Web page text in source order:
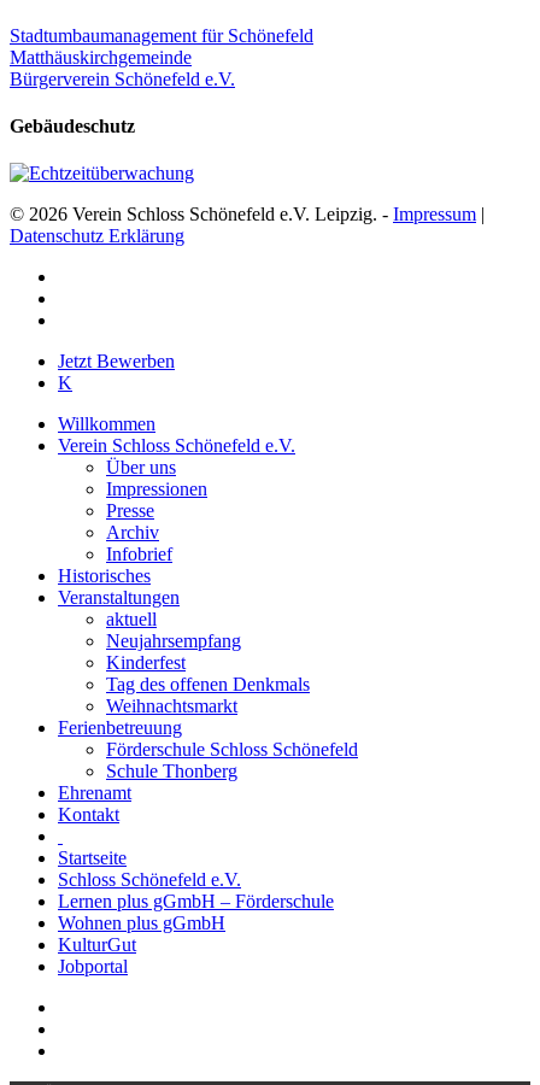
Stadtumbaumanagement für Schönefeld
Matthäuskirchgemeinde
Bürgerverein Schönefeld e.V.
Gebäudeschutz
© 2026 Verein Schloss Schönefeld e.V. Leipzig. - Impressum |
Datenschutz Erklärung
Close
Menu
Jetzt Bewerben
K
Willkommen
Verein Schloss Schönefeld e.V.
Über uns
Impressionen
Presse
Archiv
Infobrief
Historisches
Veranstaltungen
aktuell
Neujahrsempfang
Kinderfest
Tag des offenen Denkmals
Weihnachtsmarkt
Ferienbetreuung
Förderschule Schloss Schönefeld
Schule Thonberg
Ehrenamt
Kontakt
Startseite
Schloss Schönefeld e.V.
Lernen plus gGmbH – Förderschule
Wohnen plus gGmbH
KulturGut
Jobportal